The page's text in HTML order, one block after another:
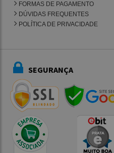
FORMAS DE PAGAMENTO
DÚVIDAS FREQUENTES
POLÍTICA DE PRIVACIDADE
SEGURANÇA